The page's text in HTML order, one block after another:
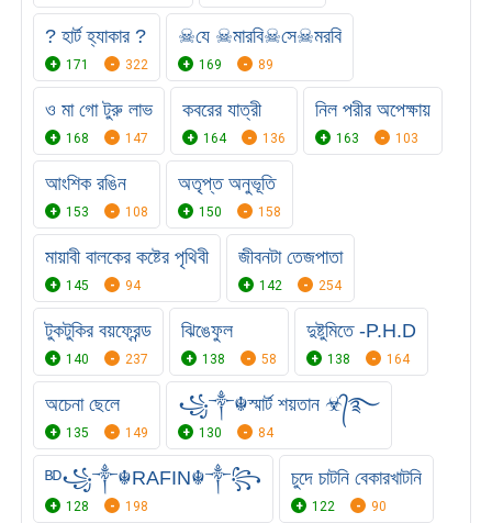
? হার্ট হ্যাকার ?
171 322
☠যে ☠মারবি☠সে☠মরবি
169 89
ও মা গো টুরু লাভ
168 147
কবরের যাত্রী
164 136
নিল পরীর অপেক্ষায়
163 103
আংশিক রঙিন
153 108
অতৃপ্ত অনুভূতি
150 158
মায়াবী বালকের কষ্টের পৃথিবী
145 94
জীবনটা তেজপাতা
142 254
টুকটুকির বয়ফ্রেন্ড
140 237
ঝিঙেফুল
138 58
দুষ্টুমিতে -P.H.D
138 164
অচেনা ছেলে
135 149
꧁༒☬স্মার্ট শয়তান ☣᭄࿐
130 84
ᴮᴰ꧁༒☬RAFIN☬༒꧂
128 198
চুদে চাটনি বেকারখাটনি
122 90